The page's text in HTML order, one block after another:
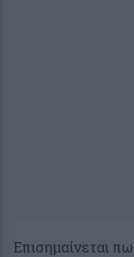
Επισημαίνεται